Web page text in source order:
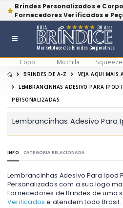
Brindes Personalizados e
Fornecedores Verificados e
Marketplace dos Brindes Corporativos
GUIA 39 Anos
Copo Mochila Squeeze
BRINDES DE A-Z
VEJA AQUI MAIS
LEMBRANCINHAS ADESIVO PARA IPOD
PERSONALIZADAS
Lembrancinhas Adesivo Para
INFO CATEGORIA RELACIONADA
Lembrancinhas Adesivo Para Ipod
Personalizadas com a sua logo
Fornecedores de Brindes de uma
Verificados e atendem todo Brasil.